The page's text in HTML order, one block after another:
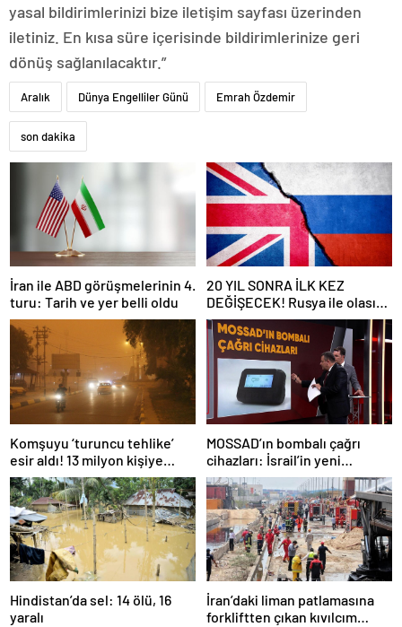
yasal bildirimlerinizi bize iletişim sayfası üzerinden
iletiniz. En kısa süre içerisinde bildirimlerinize geri
dönüş sağlanılacaktır.”
Aralık Dünya Engelliler Günü Emrah Özdemir
son dakika
İran ile ABD görüşmelerinin 4.
turu: Tarih ve yer belli oldu
20 YIL SONRA İLK KEZ
DEĞİŞECEK! Rusya ile olası
savaş… İngiltere’nin gizli
planı güncelleniyor!
Komşuyu ‘turuncu tehlike’
esir aldı! 13 milyon kişiye
“evde kalın” uyarısı…
MOSSAD’ın bombalı çağrı
cihazları: İsrail’in yeni
suikastını MİT önledi
Hindistan’da sel: 14 ölü, 16
yaralı
İran’daki liman patlamasına
forkliftten çıkan kıvılcım